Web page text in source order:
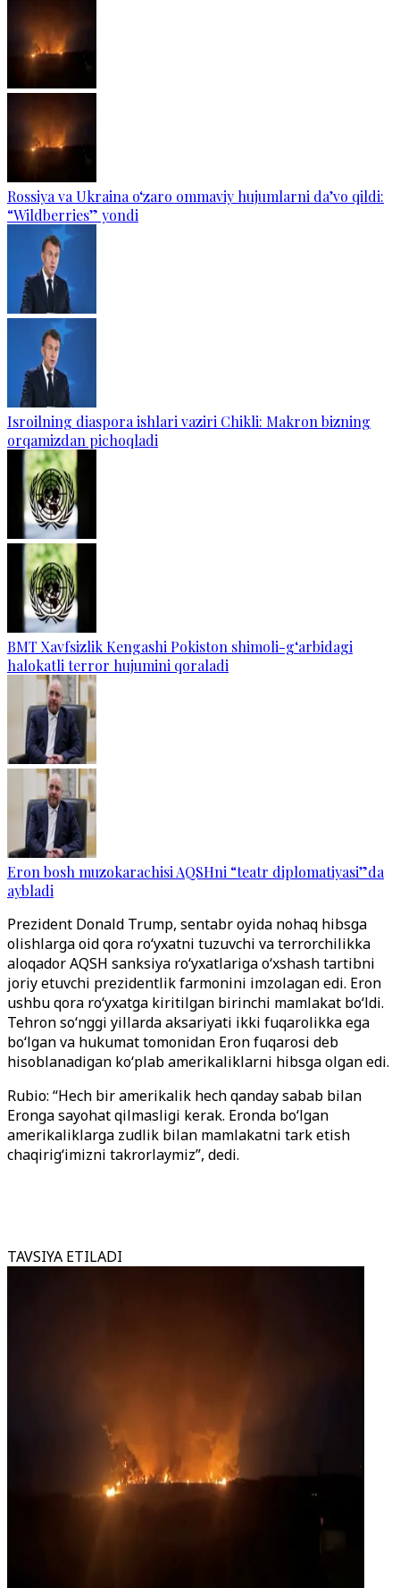
Rossiya va Ukraina o‘zaro ommaviy hujumlarni da’vo qildi:
“Wildberries” yondi
Isroilning diaspora ishlari vaziri Chikli: Makron bizning
orqamizdan pichoqladi
BMT Xavfsizlik Kengashi Pokiston shimoli-g‘arbidagi
halokatli terror hujumini qoraladi
Eron bosh muzokarachisi AQSHni “teatr diplomatiyasi”da
aybladi
Prezident Donald Trump, sentabr oyida nohaq hibsga
olishlarga oid qora ro‘yxatni tuzuvchi va terrorchilikka
aloqador AQSH sanksiya ro‘yxatlariga o‘xshash tartibni
joriy etuvchi prezidentlik farmonini imzolagan edi. Eron
ushbu qora ro‘yxatga kiritilgan birinchi mamlakat bo‘ldi.
Tehron so‘nggi yillarda aksariyati ikki fuqarolikka ega
bo‘lgan va hukumat tomonidan Eron fuqarosi deb
hisoblanadigan ko‘plab amerikaliklarni hibsga olgan edi.
Rubio: “Hech bir amerikalik hech qanday sabab bilan
Eronga sayohat qilmasligi kerak. Eronda bo‘lgan
amerikaliklarga zudlik bilan mamlakatni tark etish
chaqirig‘imizni takrorlaymiz”, dedi.
TAVSIYA ETILADI